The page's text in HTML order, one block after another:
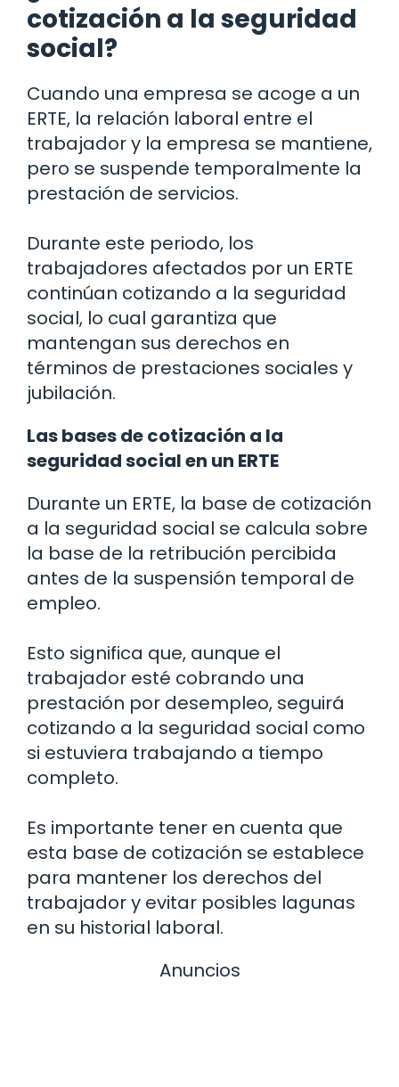
cotización a la seguridad
social?
Cuando una empresa se acoge a un
ERTE, la relación laboral entre el
trabajador y la empresa se mantiene,
pero se suspende temporalmente la
prestación de servicios.
Durante este periodo, los
trabajadores afectados por un ERTE
continúan cotizando a la seguridad
social, lo cual garantiza que
mantengan sus derechos en
términos de prestaciones sociales y
jubilación.
Las bases de cotización a la
seguridad social en un ERTE
Durante un ERTE, la base de cotización
a la seguridad social se calcula sobre
la base de la retribución percibida
antes de la suspensión temporal de
empleo.
Esto significa que, aunque el
trabajador esté cobrando una
prestación por desempleo, seguirá
cotizando a la seguridad social como
si estuviera trabajando a tiempo
completo.
Es importante tener en cuenta que
esta base de cotización se establece
para mantener los derechos del
trabajador y evitar posibles lagunas
en su historial laboral.
Anuncios